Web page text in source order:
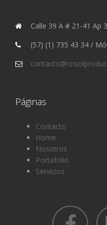
Calle 39 A # 21-41 Ap
(57) (1) 735 43 34 /
Páginas
Contacto
Home
Nosotros
Portafolio
Servicios